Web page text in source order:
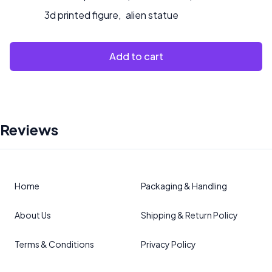
3d printed figure, alien statue
Add to cart
Reviews
Home
About Us
Terms & Conditions
Packaging & Handling
Shipping & Return Policy
Privacy Policy